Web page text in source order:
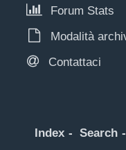
Forum Stats
Modalità
Contattaci
Index Search